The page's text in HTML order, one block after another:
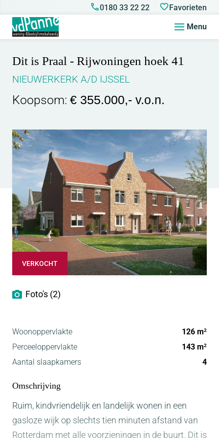
0180 33 22 22 Favorieten
Menu
Dit is Praal - Rijwoningen hoek 41
NIEUWERKERK A/D IJSSEL
Koopsom: € 355.000,- v.o.n.
VERKOCHT
Foto's (2)
Woonoppervlakte 126 m2
Perceeloppervlakte 143 m2
Aantal slaapkamers 4
Omschrijving
Ruim, kindvriendelijk en landelijk wonen in een
gasloze wijk op slechts tien minuten afstand van
Rotterdam met alle voorzieningen in de buurt. Dit is